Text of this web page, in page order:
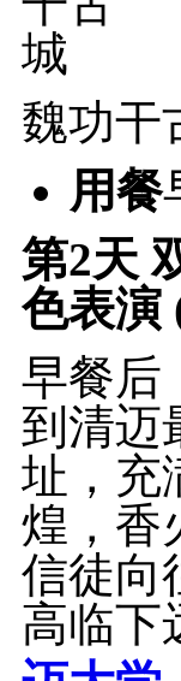
魏功干
用餐
第2天
色表演
早餐后
到清迈
址，充
煌，香
信徒向
高临下